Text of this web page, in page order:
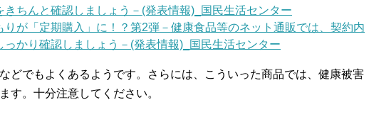
きちんと確認しましょう－(発表情報)_国民生活センター
りが「定期購入」に！？第2弾－健康食品等のネット通販では、契約内
っかり確認しましょう－(発表情報)_国民生活センター
どでもよくあるようです。さらには、こういった商品では、健康被害
す。十分注意してください。